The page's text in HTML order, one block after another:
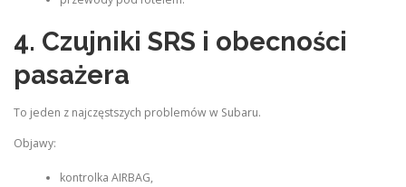
4. Czujniki SRS i obecności
pasażera
To jeden z najczęstszych problemów w Subaru.
Objawy:
kontrolka AIRBAG,